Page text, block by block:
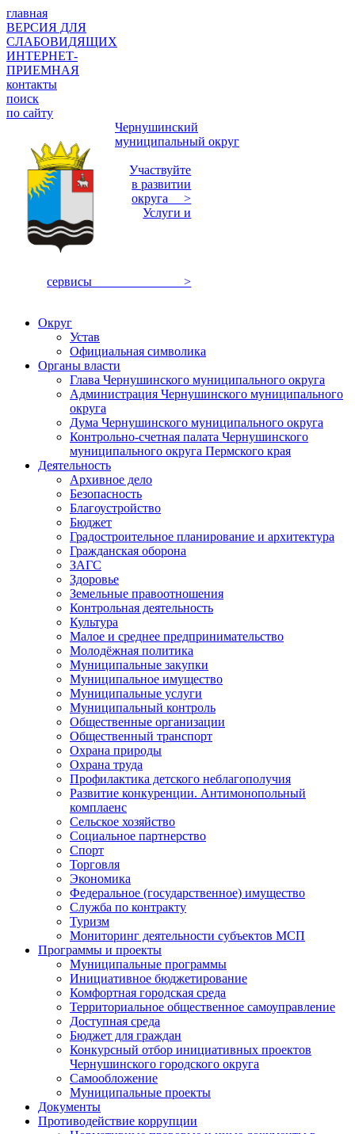
главная
ВЕРСИЯ ДЛЯ
СЛАБОВИДЯЩИХ
ИНТЕРНЕТ-
ПРИЕМНАЯ
контакты
поиск
по сайту
Чернушинский
муниципальный округ
Участвуйте
в развитии
округа >
Услуги и
сервисы >
Округ
Устав
Официальная символика
Органы власти
Глава Чернушинского муниципального округа
Администрация Чернушинского муниципального
округа
Дума Чернушинского муниципального округа
Контрольно-счетная палата Чернушинского
муниципального округа Пермского края
Деятельность
Архивное дело
Безопасность
Благоустройство
Бюджет
Градостроительное планирование и архитектура
Гражданская оборона
ЗАГС
Здоровье
Земельные правоотношения
Контрольная деятельность
Культура
Малое и среднее предпринимательство
Молодёжная политика
Муниципальные закупки
Муниципальное имущество
Муниципальные услуги
Муниципальный контроль
Общественные организации
Общественный транспорт
Охрана природы
Охрана труда
Профилактика детского неблагополучия
Развитие конкуренции. Антимонопольный
комплаенс
Сельское хозяйство
Социальное партнерство
Спорт
Торговля
Экономика
Федеральное (государственное) имущество
Служба по контракту
Туризм
Мониторинг деятельности субъектов МСП
Программы и проекты
Муниципальные программы
Инициативное бюджетирование
Комфортная городская среда
Территориальное общественное самоуправление
Доступная среда
Бюджет для граждан
Конкурсный отбор инициативных проектов
Чернушинского городского округа
Самообложение
Муниципальные проекты
Документы
Противодействие коррупции